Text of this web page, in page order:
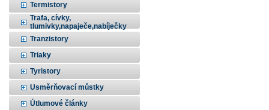
Termistory
Trafa, cívky,
tlumivky,napaječe,nabíječky
Tranzistory
Triaky
Tyristory
Usměrňovací můstky
Útlumové články